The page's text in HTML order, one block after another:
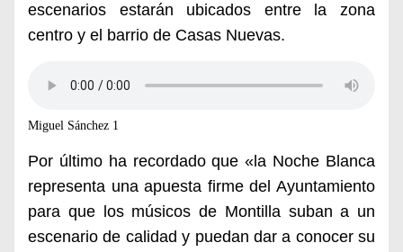
escenarios estarán ubicados entre la zona
centro y el barrio de Casas Nuevas.
Miguel Sánchez 1
Por último ha recordado que «la Noche Blanca
representa unaapuesta firme del Ayuntamiento
para que los músicos de Montilla suban a un
escenario de calidad y puedan dar a conocer su